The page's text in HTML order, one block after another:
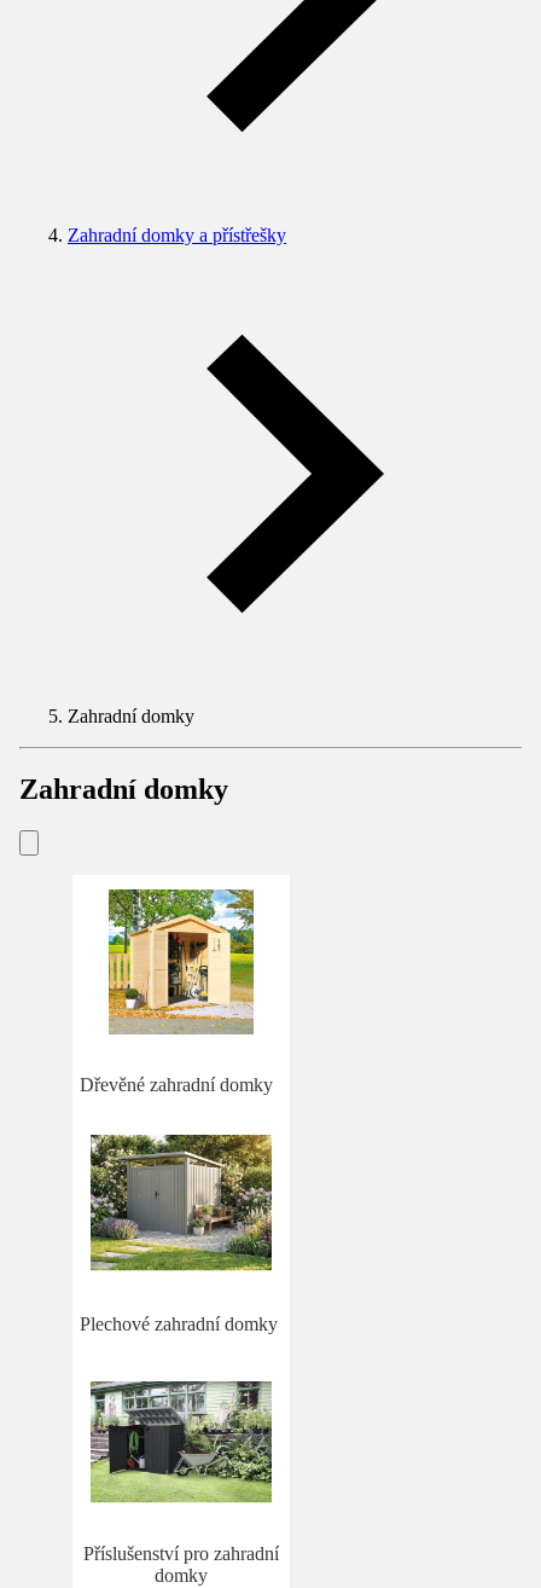
Zahradní domky a přístřešky
Zahradní domky
Zahradní domky
Dřevěné zahradní domky
Plechové zahradní domky
Příslušenství pro zahradní
domky